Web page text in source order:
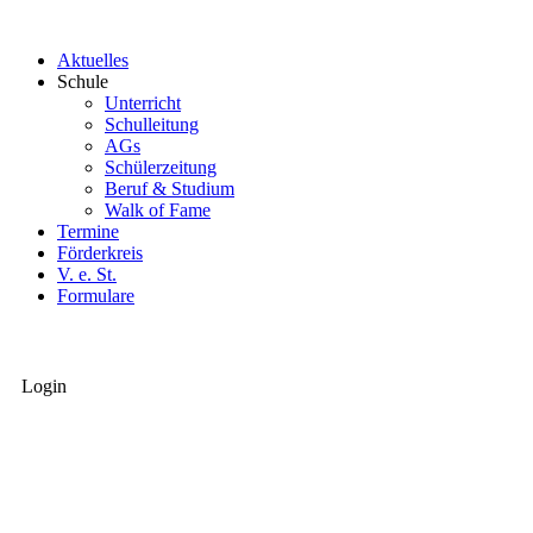
Aktuelles
Schule
Unterricht
Schulleitung
AGs
Schülerzeitung
Beruf & Studium
Walk of Fame
Termine
Förderkreis
V. e. St.
Formulare
Login